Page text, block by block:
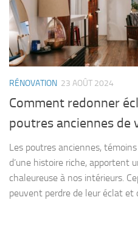
RÉNOVATION 23 AOÛT 2024
Comment redonner
poutres anciennes de
Les poutres anciennes,
d’une histoire riche, apportent
chaleureuse à nos intérieurs.
peuvent perdre de leur éclat et